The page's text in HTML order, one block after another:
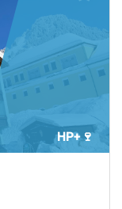
HP+🍷